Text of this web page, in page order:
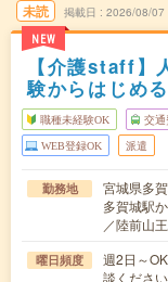
未読
NEW
掲載日 2026/08/07
【介護staff】
験からはじめ
職種未経験OK 交通
WEB登録OK 派遣
勤務地
宮城県多
多賀城駅
／陸前山
曜日頻度
週2日～
談ください